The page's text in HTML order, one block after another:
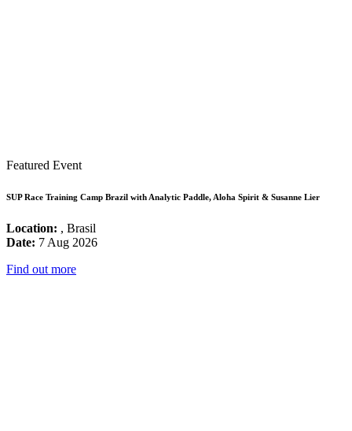
Featured Event
SUP Race Training Camp Brazil with Analytic Paddle, Aloha Spirit & Susanne Lier
Location: , Brasil
Date: 7 Aug 2026
Find out more